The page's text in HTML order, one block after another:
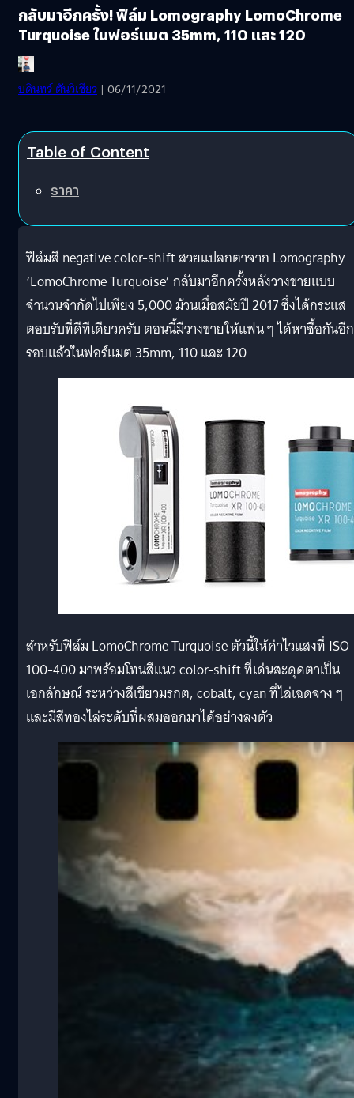
กลับมาอีกครั้ง! ฟิล์ม Lomography LomoChrome
Turquoise ในฟอร์แมต 35mm, 110 และ 120
บดินทร์ ตันวิเชียร | 06/11/2021
Table of Content
ราคา
ฟิล์มสี negative color-shift สวยแปลกตาจาก Lomography
‘LomoChrome Turquoise’ กลับมาอีกครั้งหลังวางขายแบบ
จำนวนจำกัดไปเพียง 5,000 ม้วนเมื่อสมัยปี 2017 ซึ่งได้กระแส
ตอบรับที่ดีทีเดียวครับ ตอนนี้มีวางขายให้แฟน ๆ ได้หาซื้อกันอีก
รอบแล้วในฟอร์แมต 35mm, 110 และ 120
สำหรับฟิล์ม LomoChrome Turquoise ตัวนี้ให้ค่าไวแสงที่ ISO
100-400 มาพร้อมโทนสีแนว color-shift ที่เด่นสะดุดตาเป็น
เอกลักษณ์ ระหว่างสีเขียวมรกต, cobalt, cyan ที่ไล่เฉดจาง ๆ
และมีสีทองไล่ระดับที่ผสมออกมาได้อย่างลงตัว